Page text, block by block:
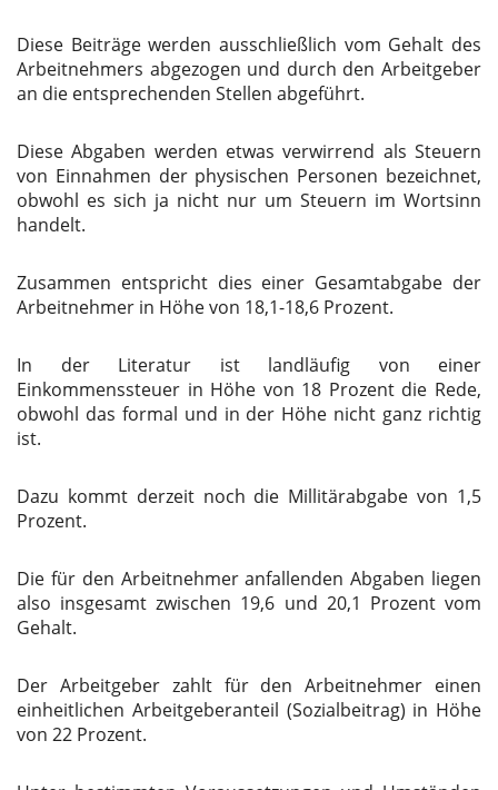
Diese Beiträge werden ausschließlich vom Gehalt des
Arbeitnehmers abgezogen und durch den Arbeitgeber
an die entsprechenden Stellen abgeführt.
Diese Abgaben werden etwas verwirrend als Steuern
von Einnahmen der physischen Personen bezeichnet,
obwohl es sich ja nicht nur um Steuern im Wortsinn
handelt.
Zusammen entspricht dies einer Gesamtabgabe der
Arbeitnehmer in Höhe von 18,1-18,6 Prozent.
In der Literatur ist landläufig von einer
Einkommenssteuer in Höhe von 18 Prozent die Rede,
obwohl das formal und in der Höhe nicht ganz richtig
ist.
Dazu kommt derzeit noch die Millitärabgabe von 1,5
Prozent.
Die für den Arbeitnehmer anfallenden Abgaben liegen
also insgesamt zwischen 19,6 und 20,1 Prozent vom
Gehalt.
Der Arbeitgeber zahlt für den Arbeitnehmer einen
einheitlichen Arbeitgeberanteil (Sozialbeitrag) in Höhe
von 22 Prozent.